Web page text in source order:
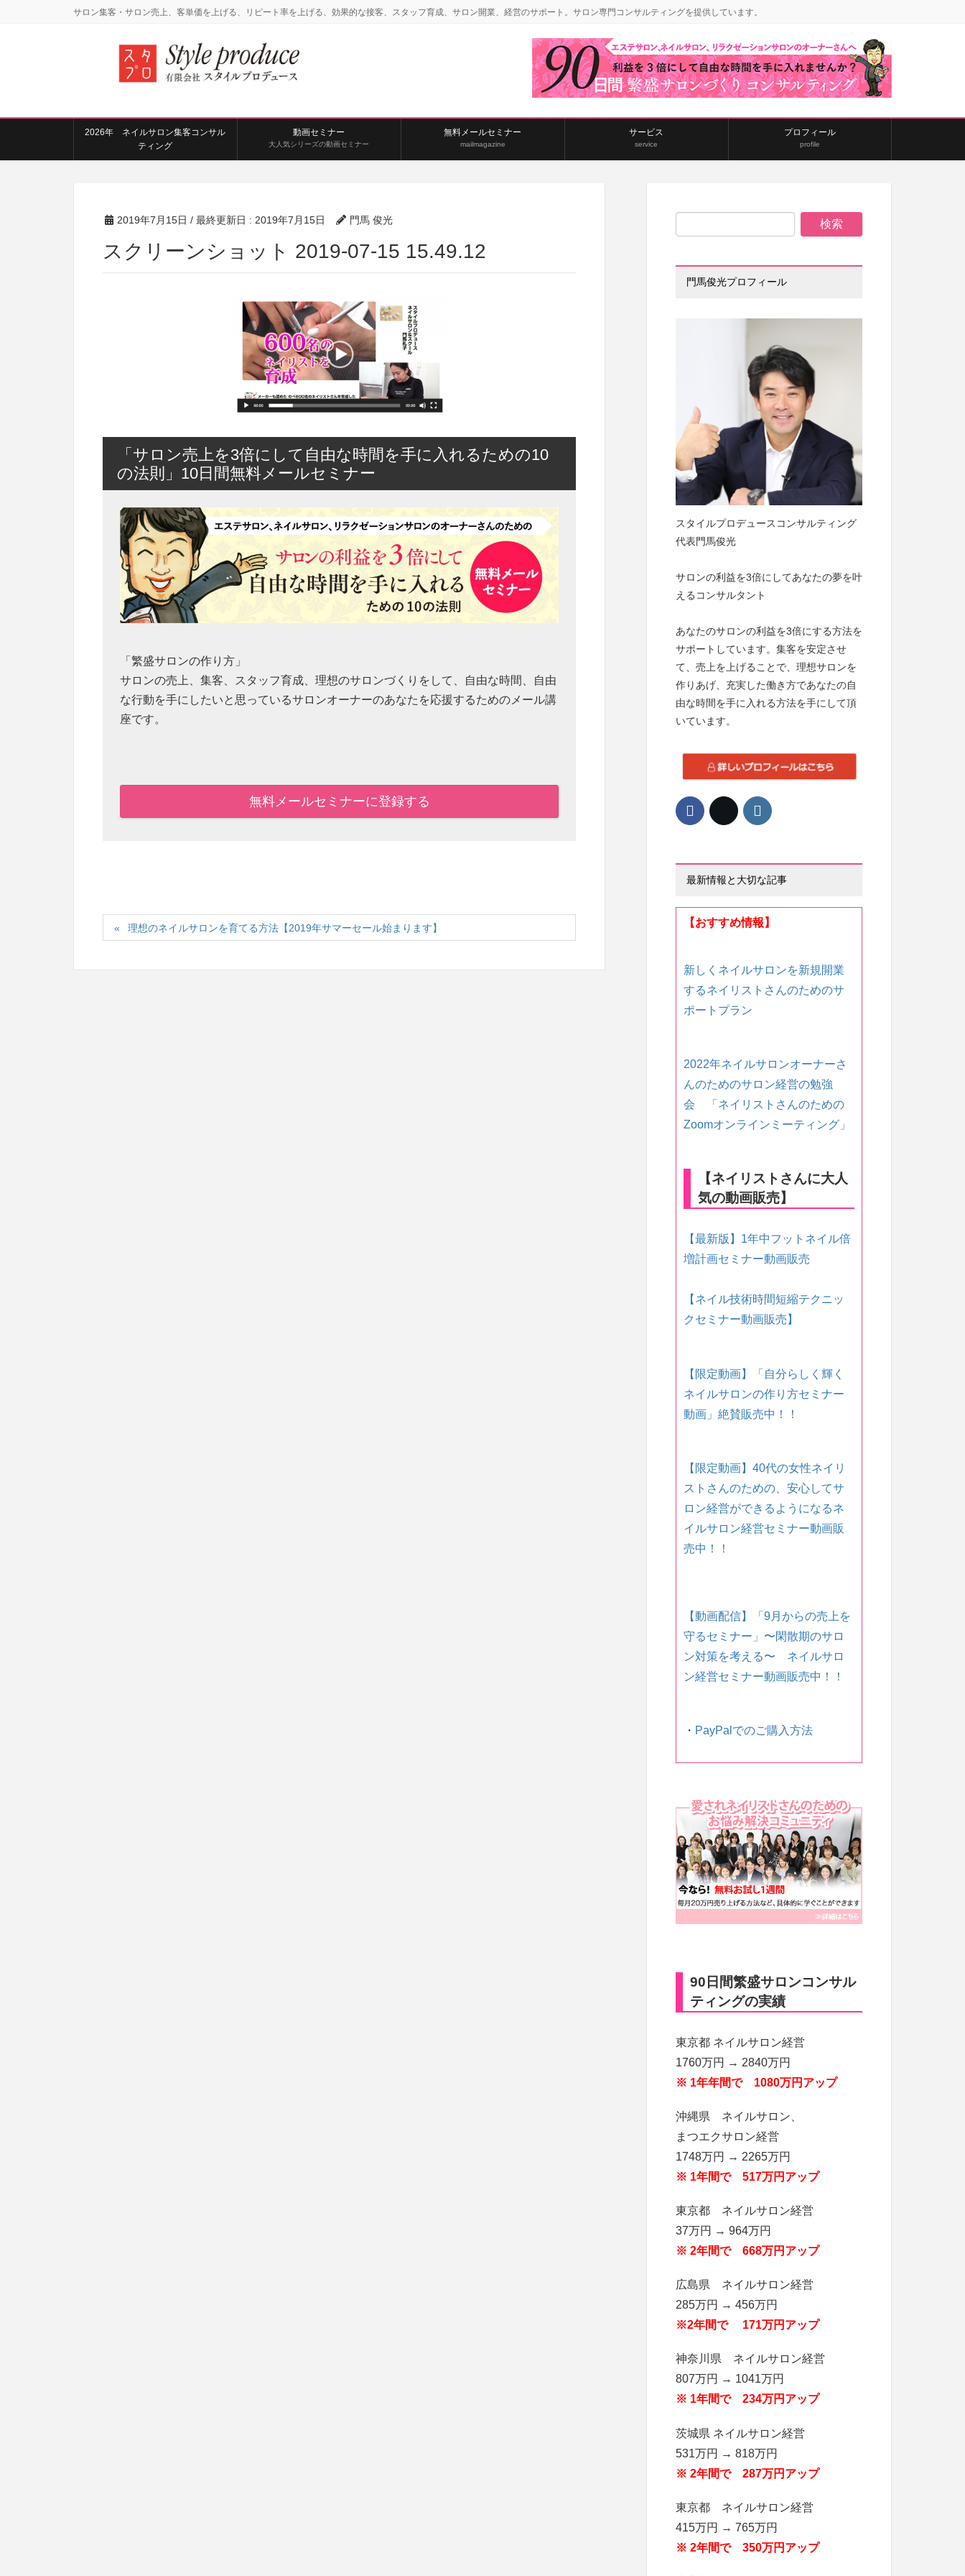
サロン集客・サロン売上、客単価を上げる、リピート率を上げる、効果的な接客、スタッフ育成、サロン開業、経営のサポート。サロン専門コンサルティングを提供しています。
2026年 ネイルサロン集客コンサル
ティング
動画セミナー
大人気シリーズの動画セミナー
無料メールセミナー
mailmagazine
サービス
service
プロフィール
profile
2019年7月15日 / 最終更新日 : 2019年7月15日 門馬 俊光
スクリーンショット 2019-07-15 15.49.12
「サロン売上を3倍にして自由な時間を手に入れるための10
の法則」10日間無料メールセミナー
「繁盛サロンの作り方」
サロンの売上、集客、スタッフ育成、理想のサロンづくりをして、自由な時間、自由
な行動を手にしたいと思っているサロンオーナーのあなたを応援するためのメール講
座です。
無料メールセミナーに登録する
理想のネイルサロンを育てる方法【2019年サマーセール始まります】
門馬俊光プロフィール
スタイルプロデュースコンサルティング
代表門馬俊光
サロンの利益を3倍にしてあなたの夢を叶
えるコンサルタント
あなたのサロンの利益を3倍にする方法を
サポートしています。集客を安定させ
て、売上を上げることで、理想サロンを
作りあげ、充実した働き方であなたの自
由な時間を手に入れる方法を手にして頂
いています。
最新情報と大切な記事
【おすすめ情報】
新しくネイルサロンを新規開業
するネイリストさんのためのサ
ポートプラン
2022年ネイルサロンオーナーさ
んのためのサロン経営の勉強
会 「ネイリストさんのための
Zoomオンラインミーティング」
【ネイリストさんに大人
気の動画販売】
【最新版】1年中フットネイル倍
増計画セミナー動画販売
【ネイル技術時間短縮テクニッ
クセミナー動画販売】
【限定動画】「自分らしく輝く
ネイルサロンの作り方セミナー
動画」絶賛販売中！！
【限定動画】40代の女性ネイリ
ストさんのための、安心してサ
ロン経営ができるようになるネ
イルサロン経営セミナー動画販
売中！！
【動画配信】「9月からの売上を
守るセミナー」〜 閑散期のサロ
ン対策を考える〜 ネイルサロ
ン経営セミナー動画販売中！！
・ PayPalでのご購入方法
90日間繁盛サロンコンサル
ティングの実績
東京都 ネイルサロン経営
1760万円 → 2840万円
※ 1年年間で 1080万円アップ
沖縄県 ネイルサロン、
まつエクサロン経営
1748万円 → 2265万円
※ 1年間で 517万円アップ
東京都 ネイルサロン経営
37万円 → 964万円
※ 2年間で 668万円アップ
広島県 ネイルサロン経営
285万円 → 456万円
※2年間で 171万円アップ
神奈川県 ネイルサロン経営
807万円 → 1041万円
※ 1年間で 234万円アップ
茨城県 ネイルサロン経営
531万円 → 818万円
※ 2年間で 287万円アップ
東京都 ネイルサロン経営
415万円 → 765万円
※ 2年間で 350万円アップ